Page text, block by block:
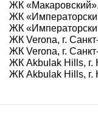
ЖК «Макаровский»,
ЖК
ЖК
ЖК Verona, г.
ЖК Verona, г.
ЖК Akbulak Hills, г.
ЖК Akbulak Hills, г.